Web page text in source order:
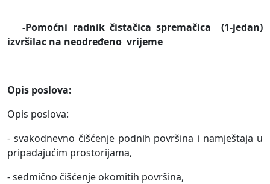
-Pomoćni radnik čistačica spremačica
(1-jedan)
izvršilac na neodređeno vrijeme
Opis poslova:
Opis poslova:
- svakodnevno čišćenje podnih površina i namještaja u
pripadajućim prostorijama,
- sedmično čišćenje okomitih površina,